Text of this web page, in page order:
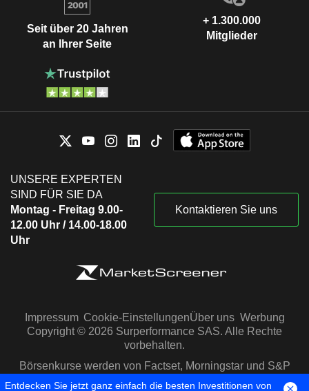
Seit über 20 Jahren
an Ihrer Seite
+ 1.300.000
Mitglieder
UNSERE EXPERTEN
SIND FÜR SIE DA
Montag - Freitag 9.00-
12.00 Uhr / 14.00-18.00
Uhr
Kontaktieren Sie uns
Impressum Cookie-EinstellungenÜber uns Werbung
Copyright © 2026 Surperformance SAS. Alle Rechte
vorbehalten.
Börsenkurse werden von Factset, Morningstar und S&P
Capital IQ zur Verfügung gestellt
Entdecken Sie jetzt ganz einfach die besten Investitionen von